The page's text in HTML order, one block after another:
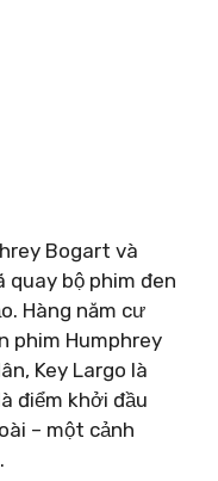
Bogart và
quay bộ phim đen
Hàng năm cư
phim Humphrey
Key Largo là
điểm khởi đầu
– một cảnh